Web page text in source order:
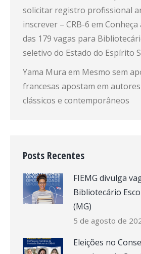
solicitar registro profissional
inscrever – CRB-6 em
das 179 vagas para
seletivo do Estado do Espírito
Yama Mura em Mesmo sem
francesas apostam em
clássicos e contemporâneos
Posts Recentes
FIEMG divulga
Bibliotecário
(MG)
5 de agosto de
Eleições no